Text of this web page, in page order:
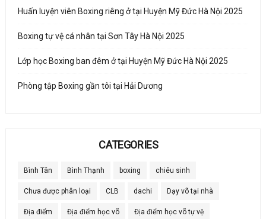
Huấn luyện viên Boxing riêng ở tại Huyện Mỹ Đức Hà Nội 2025
Boxing tự vệ cá nhân tại Sơn Tây Hà Nội 2025
Lớp học Boxing ban đêm ở tại Huyện Mỹ Đức Hà Nội 2025
Phòng tập Boxing gần tôi tại Hải Dương
CATEGORIES
Bình Tân Bình Thạnh boxing chiêu sinh
Chưa được phân loại CLB dachi Dạy võ tại nhà
Địa điểm Địa điểm học võ Địa điểm học võ tự vệ